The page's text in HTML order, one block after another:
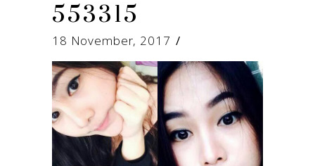
553315
18 November, 2017